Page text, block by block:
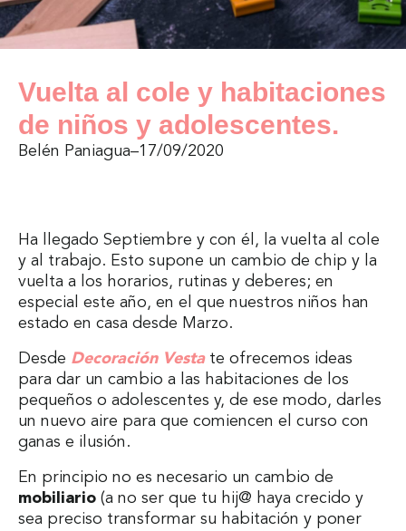
Vuelta al cole y habitaciones
de niños y adolescentes.
Belén Paniagua–17/09/2020
Ha llegado Septiembre y con él, la vuelta al cole
y al trabajo. Esto supone un cambio de chip y la
vuelta a los horarios, rutinas y deberes; en
especial este año, en el que nuestros niños han
estado en casa desde Marzo.
Desde Decoración Vestate ofrecemos ideas
para dar un cambio a las habitaciones de los
pequeños o adolescentes y, de ese modo, darles
un nuevo aire para que comiencen el curso con
ganas e ilusión.
En principio no es necesario un cambio de
mobiliario (a no ser que tu hij@ haya crecido y
sea preciso transformar su habitación y poner